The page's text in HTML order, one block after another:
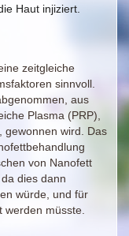
Haut injiziert.
zeitgleiche
sinnvoll.
aus
Plasma (PRP),
gewonnen wird. Das
von Nanofett
dies dann
würde, und für
müsste.